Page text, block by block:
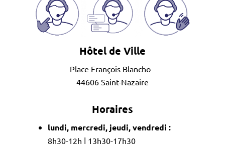
Hôtel de Ville
Place François Blancho
44606 Saint-Nazaire
Horaires
lundi, mercredi, jeudi, vendredi :
8h30-12h | 13h30-17h30